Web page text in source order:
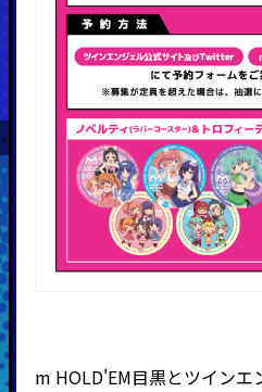
m HOLD'EM目黒とツイン